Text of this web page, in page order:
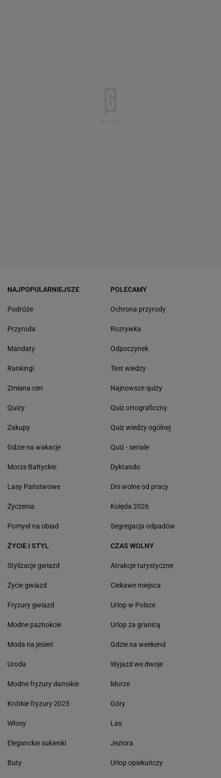
NAJPOPULARNIEJSZE
Podróże
Przyroda
Mandaty
Rankingi
Zmiana cen
Quizy
Zakupy
Gdzie na wakacje
Morze Bałtyckie
Lasy Państwowe
Życzenia
Pomysł na obiad
POLECAMY
Ochrona przyrody
Rozrywka
Odpoczynek
Test wiedzy
Najnowsze quizy
Quiz ortograficzny
Quiz wiedzy ogólnej
Quiz - seriale
Dyktando
Dni wolne od pracy
Kolęda 2026
Segregacja odpadów
ŻYCIE I STYL
Stylizacje gwiazd
Życie gwiazd
Fryzury gwiazd
Modne paznokcie
Moda na jesień
Uroda
Modne fryzury damskie
Krótkie fryzury 2025
Włosy
Eleganckie sukienki
Buty
CZAS WOLNY
Atrakcje turystyczne
Ciekawe miejsca
Urlop w Polsce
Urlop za granicą
Gdzie na weekend
Wyjazd we dwoje
Morze
Góry
Las
Jeziora
Urlop opiekuńczy